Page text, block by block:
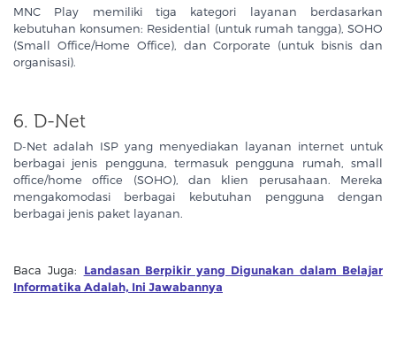
MNC Play memiliki tiga kategori layanan berdasarkan
kebutuhan konsumen: Residential (untuk rumah tangga), SOHO
(Small Office/Home Office), dan Corporate (untuk bisnis dan
organisasi).
6. D-Net
D-Net adalah ISP yang menyediakan layanan internet untuk
berbagai jenis pengguna, termasuk pengguna rumah, small
office/home office (SOHO), dan klien perusahaan. Mereka
mengakomodasi berbagai kebutuhan pengguna dengan
berbagai jenis paket layanan.
Baca Juga: Landasan Berpikir yang Digunakan dalam Belajar
Informatika Adalah, Ini Jawabannya